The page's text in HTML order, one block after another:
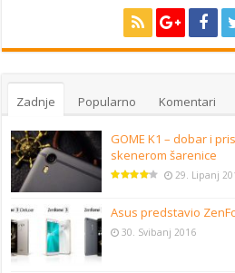
Zadnje Popularno Komentari
GOME K1 – dobar i
skenerom šarenice
29. Lipanj
Asus predstavio
30. Svibanj 2016